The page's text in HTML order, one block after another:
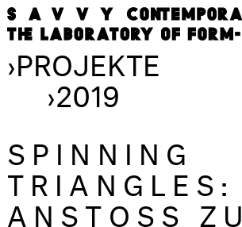
›PROJEKTE
›2019
SPINNING
TRIANGLES:
ANSTOSS ZU